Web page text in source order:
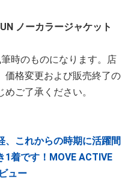
ノーカラージャケット
時のものになります。店
価格変更および販売終了の
ご了承ください。
、これからの時期に活躍間
着です！MOVE ACTIVE
ュー